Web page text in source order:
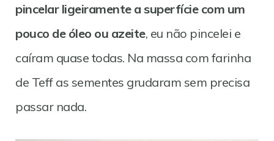
pincelar ligeiramente a superfície com um
pouco de óleo ou azeite, eu não pincelei e
caíram quase todas. Na massa com farinha
de Teff as sementes grudaram sem precisa
passar nada.